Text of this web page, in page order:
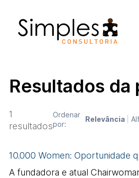
Resultados da
1
resultados
Ordenar
por:
Relevância
10.000 Women: Oportunidade
A fundadora e atual